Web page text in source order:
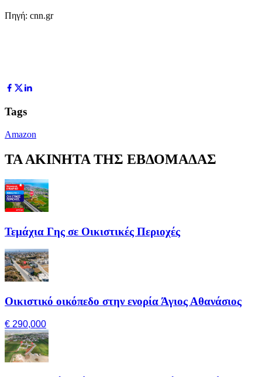
Πηγή: cnn.gr
Tags
Amazon
ΤΑ ΑΚΙΝΗΤΑ ΤΗΣ ΕΒΔΟΜΑΔΑΣ
Τεμάχια Γης σε Οικιστικές Περιοχές
Οικιστικό οικόπεδο στην ενορία Άγιος Αθανάσιος
€ 290,000